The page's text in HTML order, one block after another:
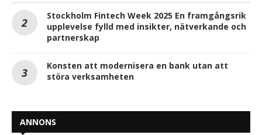
Stockholm Fintech Week 2025 En framgångsrik
upplevelse fylld med insikter, nätverkande och
partnerskap
Konsten att modernisera en bank utan att
störa verksamheten
ANNONS